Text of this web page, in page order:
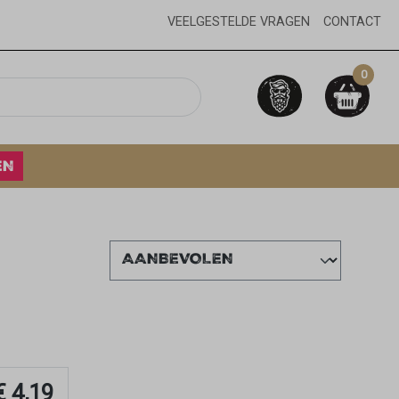
VEELGESTELDE VRAGEN CONTACT
0
4,19